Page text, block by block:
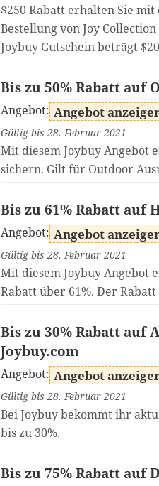
$250 Rabatt erhalten Sie
Bestellung von Joy
Joybuy Gutschein beträgt
Bis zu 50% Rabatt auf
Angebot: Angebot
Gültig bis 28. Februar 2021
Mit diesem Joybuy Angebot
sichern. Gilt für Outdoor
Bis zu 61% Rabatt auf
Angebot: Angebot
Gültig bis 28. Februar 2021
Mit diesem Joybuy Angebot
Rabatt über 61%. Der
Bis zu 30% Rabatt auf
Joybuy.com
Angebot: Angebot
Gültig bis 28. Februar 2021
Bei Joybuy bekommt ihr
bis zu 30%.
Bis zu 75% Rabatt auf